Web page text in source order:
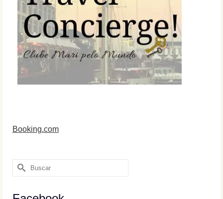
Booking.com
Buscar
por: